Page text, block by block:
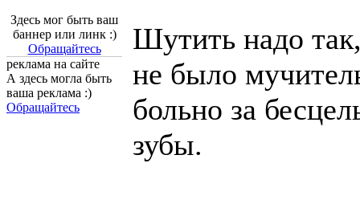
Здесь мог быть ваш
баннер или линк :)
Обращайтесь
реклама на сайте
А здесь могла быть
ваша реклама :)
Обращайтесь
Шутить надо
не было
больно за
зубы.